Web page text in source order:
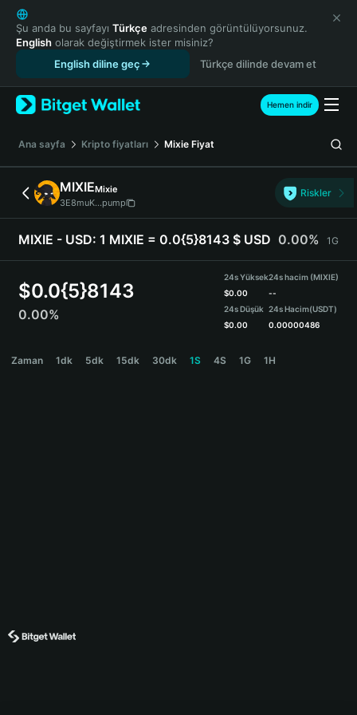
English
日本語
Tiếng Việt
Español (Latinoamérica)
Türkçe
Français
Deutsch
简体中文
繁體中文
Português (Portugal)
Bahasa Indonesia
ภาษาไทย
Español
Español (Argentina)
Şu anda bu sayfayı Türkçe adresinden görüntülüyorsunuz.
English olarak değiştirmek ister misiniz?
English diline geç
Türkçe dilinde devam et
Hemen indir
Ana sayfa Kripto fiyatları Mixie Fiyat
MIXIEMixie
3E8muK...pump
Riskler
MIXIE - USD: 1 MIXIE = 0.0{5}8143 $ USD 0.00% 1G
$0.0{5}8143
0.00%
24s Yüksek
$0.00
24s Düşük
$0.00
24s hacim (MIXIE)
--
24s Hacim(USDT)
0.00000486
Zaman 1dk 5dk 15dk 30dk 1S 4S 1G 1H